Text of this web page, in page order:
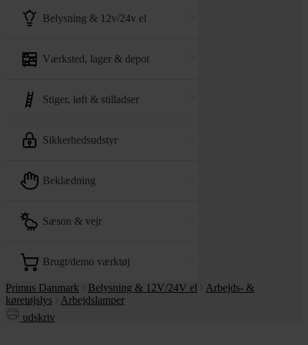
belysning & 12v/24v el
værksted, lager & depot
stiger, løft & stilladser
sikkerhedsudstyr
beklædning
sæson & vejr
brugt/demo værktøj
Primus Danmark Belysning & 12V/24V el
Arbejds- &
køretøjslys
Arbejdslamper
udskriv